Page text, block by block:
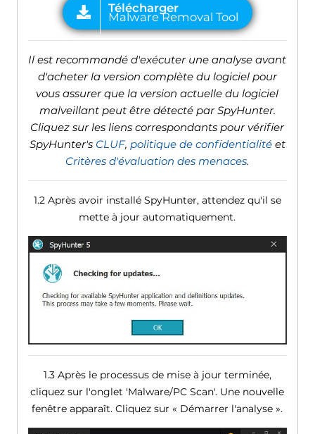
Il est recommandé d'exécuter une analyse avant
d'acheter la version complète du logiciel pour
vous assurer que la version actuelle du logiciel
malveillant peut être détecté par SpyHunter.
Cliquez sur les liens correspondants pour vérifier
SpyHunter's CLUF, politique de confidentialitéet
Critères d'évaluation des menaces.
1.2 Après avoir installé SpyHunter, attendez qu'il se
mette à jour automatiquement.
1.3 Après le processus de mise à jour terminée,
cliquez sur l'onglet 'Malware/PC Scan'. Une nouvelle
fenêtre apparaît. Cliquez sur « Démarrer l'analyse ».